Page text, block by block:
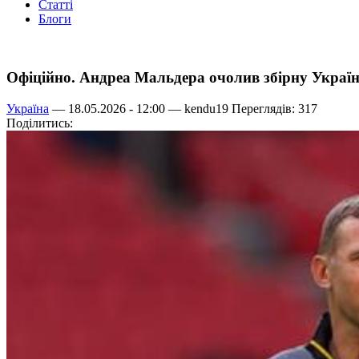
Статті
Блоги
Офіційно. Андреа Мальдера очолив збірну
Україна — 18.05.2026 - 12:00 — kendu19 Переглядів: 317
Поділитись: